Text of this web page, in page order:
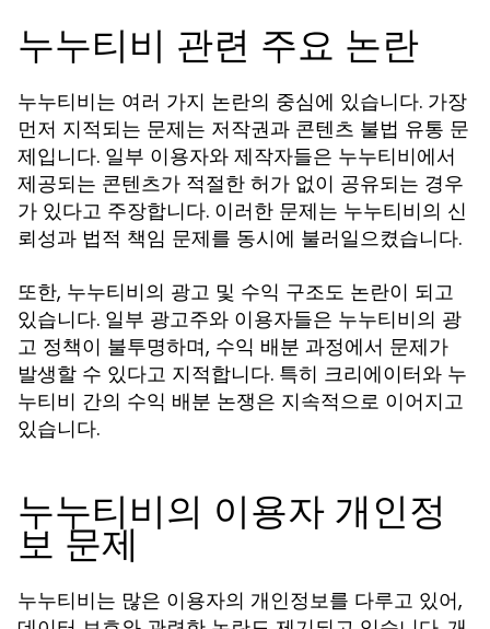
누누티비 관련 주요 논란
누누티비는 여러 가지 논란의 중심에 있습니다. 가장
먼저 지적되는 문제는 저작권과 콘텐츠 불법 유통 문
제입니다. 일부 이용자와 제작자들은 누누티비에서
제공되는 콘텐츠가 적절한 허가 없이 공유되는 경우
가 있다고 주장합니다. 이러한 문제는 누누티비의 신
뢰성과 법적 책임 문제를 동시에 불러일으켰습니다.
또한, 누누티비의 광고 및 수익 구조도 논란이 되고
있습니다. 일부 광고주와 이용자들은 누누티비의 광
고 정책이 불투명하며, 수익 배분 과정에서 문제가
발생할 수 있다고 지적합니다. 특히 크리에이터와 누
누티비 간의 수익 배분 논쟁은 지속적으로 이어지고
있습니다.
누누티비의 이용자 개인정
보 문제
누누티비는 많은 이용자의 개인정보를 다루고 있어,